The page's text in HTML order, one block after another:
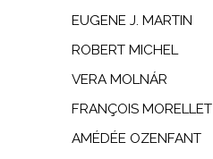
EUGENE J. MARTIN
ROBERT MICHEL
VERA MOLNÁR
FRANÇOIS MORELLET
AMÉDÉE OZENFANT